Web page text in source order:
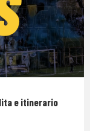
e itinerario